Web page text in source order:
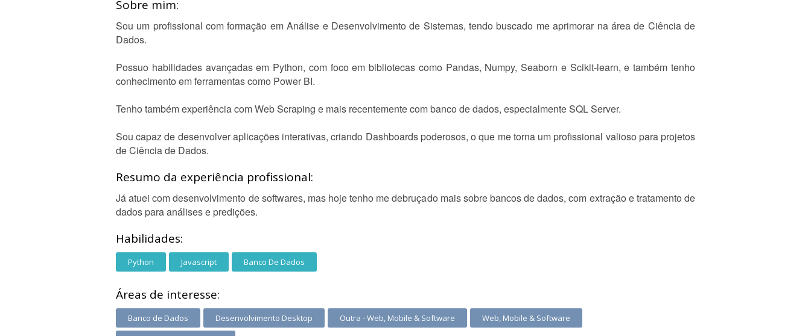
Sobre mim:
Sou um profissional com formação em Análise e Desenvolvimento de Sistemas, tendo buscado me aprimorar na área de Ciência de
Dados.
Possuo habilidades avançadas em Python, com foco em bibliotecas como Pandas, Numpy, Seaborn e Scikit-learn, e também tenho
conhecimento em ferramentas como Power BI.
Tenho também experiência com Web Scraping e mais recentemente com banco de dados, especialmente SQL Server.
Sou capaz de desenvolver aplicações interativas, criando Dashboards poderosos, o que me torna um profissional valioso para projetos
de Ciência de Dados.
Resumo da experiência profissional:
Já atuei com desenvolvimento de softwares, mas hoje tenho me debruçado mais sobre bancos de dados, com extração e tratamento de
dados para análises e predições.
Habilidades:
Python Javascript Banco De Dados
Áreas de interesse:
Banco de Dados Desenvolvimento Desktop Outra - Web, Mobile & Software Web, Mobile & Software